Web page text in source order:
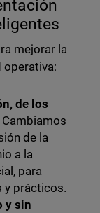
mejorar la
operativa:
de los
Cambiamos
de la
a la
para
y prácticos.
y sin